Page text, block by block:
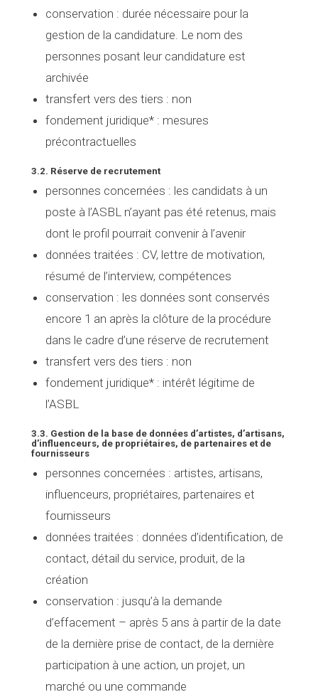
conservation : durée nécessaire pour la
gestion de la candidature. Le nom des
personnes posant leur candidature est
archivée
transfert vers des tiers : non
fondement juridique* : mesures
précontractuelles
3.2. Réserve de recrutement
personnes concernées : les candidats à un
poste à l’ASBL n’ayant pas été retenus, mais
dont le profil pourrait convenir à l’avenir
données traitées : CV, lettre de motivation,
résumé de l’interview, compétences
conservation : les données sont conservés
encore 1 an après la clôture de la procédure
dans le cadre d’une réserve de recrutement
transfert vers des tiers : non
fondement juridique* : intérêt légitime de
l’ASBL
3.3. Gestion de la base de données d’artistes, d’artisans,
d’influenceurs, de propriétaires, de partenaires et de
fournisseurs
personnes concernées : artistes, artisans,
influenceurs, propriétaires, partenaires et
fournisseurs
données traitées : données d’identification, de
contact, détail du service, produit, de la
création
conservation : jusqu’à la demande
d’effacement – après 5 ans à partir de la date
de la dernière prise de contact, de la dernière
participation à une action, un projet, un
marché ou une commande